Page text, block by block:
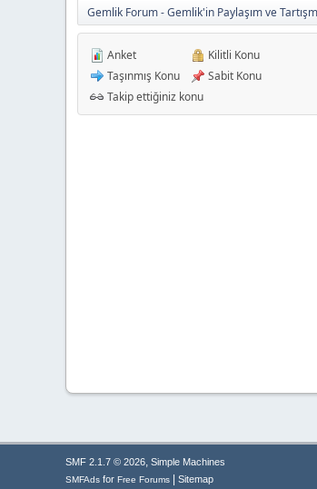
Gemlik Forum - Gemlik'in Paylaşım ve
Anket
Taşınmış Konu
Kilitli Konu
Sabit Konu
Takip ettiğiniz konu
SMF 2.1.7 © 2026, Simple Machines
SMFAds for Free Forums Sitemap